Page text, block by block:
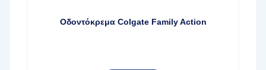
Οδοντόκρεμα Colgate Family Action